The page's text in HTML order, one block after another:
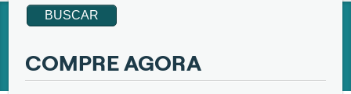
BUSCAR
COMPRE AGORA